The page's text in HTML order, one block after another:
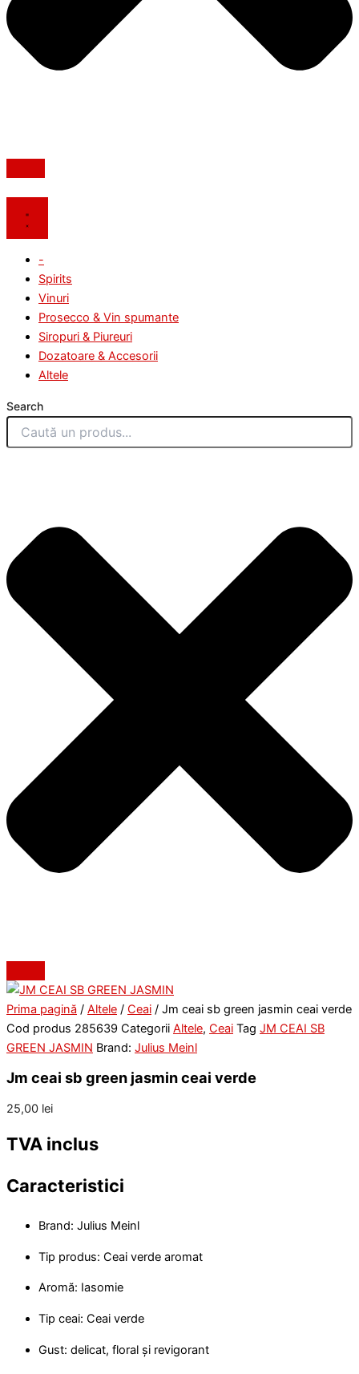
-
Spirits
Vinuri
Prosecco & Vin spumante
Siropuri & Piureuri
Dozatoare & Accesorii
Altele
Search
Prima pagină / Altele / Ceai / Jm ceai sb green jasmin ceai verde
Cod produs 285639 Categorii Altele, Ceai Tag JM CEAI SB
GREEN JASMIN Brand: Julius Meinl
Jm ceai sb green jasmin ceai verde
25,00 lei
TVA inclus
Caracteristici
Brand: Julius Meinl
Tip produs: Ceai verde aromat
Aromă: Iasomie
Tip ceai: Ceai verde
Gust: delicat, floral și revigorant